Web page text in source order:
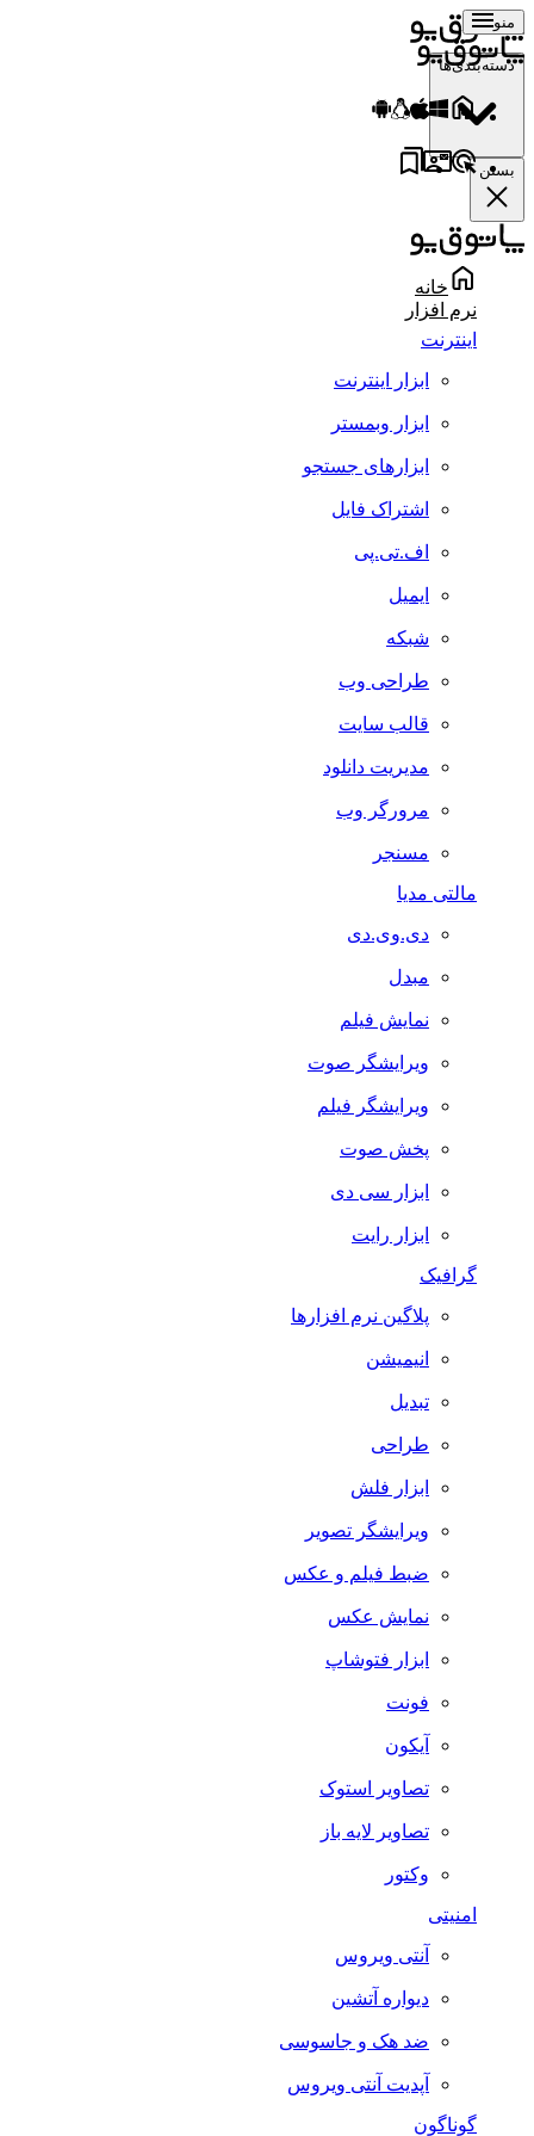
منو
دسته‌بندی‌ها
بستن
خانه
نرم افزار
اینترنت
ابزار اینترنت
ابزار وبمستر
ابزارهای جستجو
اشتراک فایل
اف.تی.پی
ایمیل
شبکه
طراحی وب
قالب سایت
مدیریت دانلود
مرورگر وب
مسنجر
مالتی مدیا
دی.وی.دی
مبدل
نمایش فیلم
ویرایشگر صوت
ویرایشگر فیلم
پخش صوت
ابزار سی دی
ابزار رایت
گرافیک
پلاگین نرم افزارها
انیمیشن
تبدیل
طراحی
ابزار فلش
ویرایشگر تصویر
ضبط فيلم و عكس
نمایش عکس
ابزار فتوشاپ
فونت
آیکون
تصاویر استوک
تصاویر لایه باز
وکتور
امنیتی
آنتی ویروس
دیواره آتشین
ضد هک و جاسوسی
آپدیت آنتی ویروس
گوناگون